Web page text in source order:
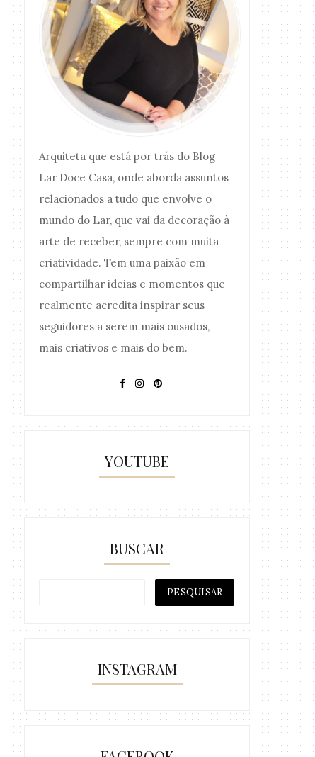
Arquiteta que está por trás do Blog
Lar Doce Casa, onde aborda assuntos
relacionados a tudo que envolve o
mundo do Lar, que vai da decoração à
arte de receber, sempre com muita
criatividade. Tem uma paixão em
compartilhar ideias e momentos que
realmente acredita inspirar seus
seguidores a serem mais ousados,
mais criativos e mais do bem.
YOUTUBE
BUSCAR
INSTAGRAM